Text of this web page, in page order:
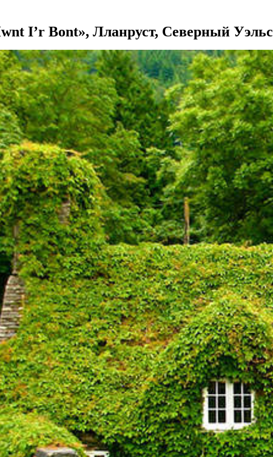
I’r Bont», Лланруст, Северный Уэльс